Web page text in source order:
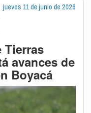
jueves 11 de junio de 2026
Tierras
avances de
Boyacá